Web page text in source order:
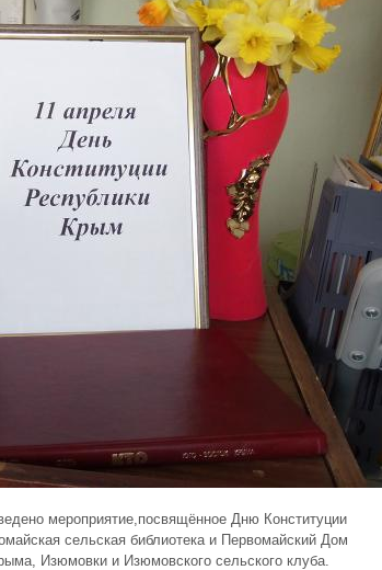
мероприятие,посвящённое Дню Конституции
сельская библиотека и Первомайский Дом
Изюмовки и Изюмовского сельского клуба.